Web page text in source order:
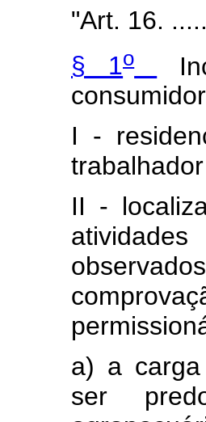
"Art. 16.
§ 1o
I -
II -
a) a carga
ser